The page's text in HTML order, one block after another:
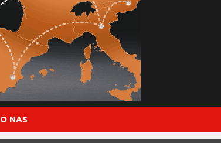
O NAS